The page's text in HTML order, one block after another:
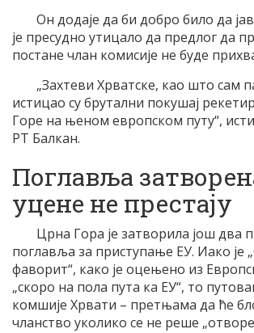
Он додаје да би добро било да
је пресудно утицало да предлог да
постане члан комисије не буде
„Захтеви Хрватске, као што сам
истицао су брутални покушај
Горе на њеном европском путу“,
РТ Балкан.
Поглавља
уцене не престају
Црна Гора је затворила још два
поглавља за приступање ЕУ. Иако је
фаворит“, како је оцењено из
„скоро на пола пута ка ЕУ“, то
комшије Хрвати – претњама да ће
чланство уколико се не реше